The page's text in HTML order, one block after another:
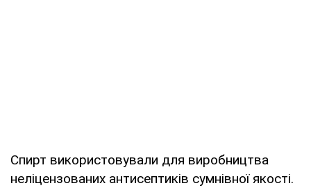
Спирт використовували для виробництва
неліцензованих антисептиків сумнівної якості.